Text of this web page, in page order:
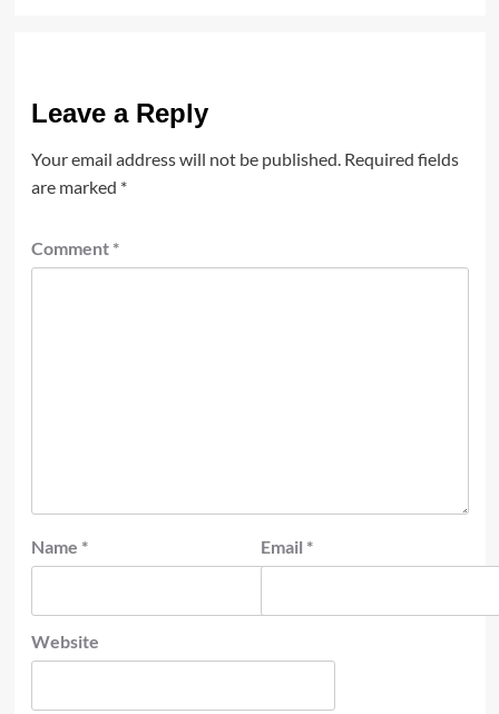
Leave a Reply
Your email address will not be published. Required fields
are marked *
Comment *
Name * Email *
Website